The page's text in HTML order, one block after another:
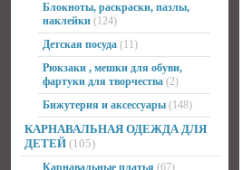
Блокноты, раскраски, пазлы,
наклейки (124)
Детская посуда (11)
Рюкзаки , мешки для обуви,
фартуки для творчества (2)
Бижутерия и аксессуары (148)
КАРНАВАЛЬНАЯ ОДЕЖДА ДЛЯ
ДЕТЕЙ (105)
Карнавальные платья (67)